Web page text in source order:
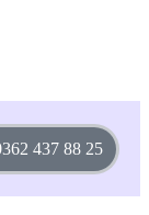
437 88 25